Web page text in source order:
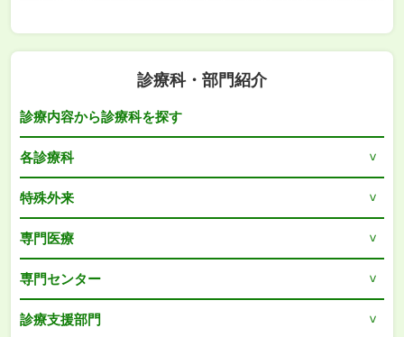
診療科・部門紹介
診療内容から診療科を探す
各診療科
特殊外来
専門医療
専門センター
診療支援部門